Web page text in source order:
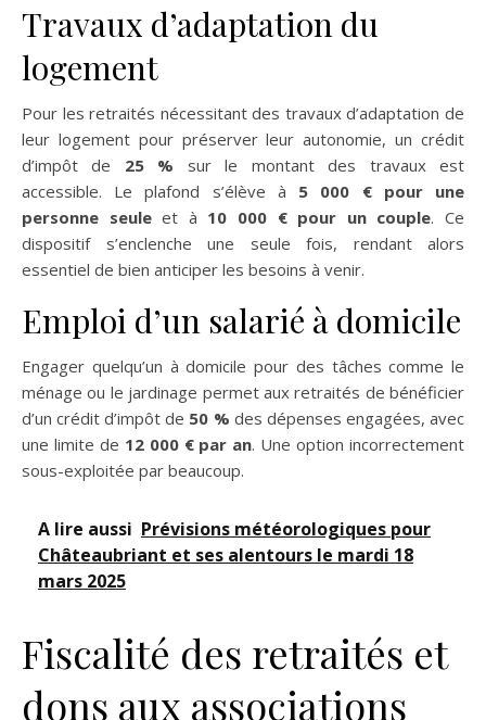
Travaux d’adaptation du
logement
Pour les retraités nécessitant des travaux d’adaptation de
leur logement pour préserver leur autonomie, un crédit
d’impôt de 25 % sur le montant des travaux est
accessible. Le plafond s’élève à 5 000 € pour une
personne seuleet à 10 000 € pour un couple. Ce
dispositif s’enclenche une seule fois, rendant alors
essentiel de bien anticiper les besoins à venir.
Emploi d’un salarié à domicile
Engager quelqu’un à domicile pour des tâches comme le
ménage ou le jardinage permet aux retraités de bénéficier
d’un crédit d’impôt de 50 % des dépenses engagées, avec
une limite de 12 000 € par an. Une option incorrectement
sous-exploitée par beaucoup.
A lire aussi Prévisions météorologiques pour
Châteaubriant et ses alentours le mardi 18
mars 2025
Fiscalité des retraités et
dons aux associations